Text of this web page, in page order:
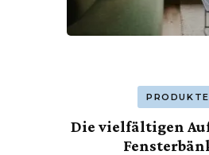
PRODUKTE
Die vielfältigen